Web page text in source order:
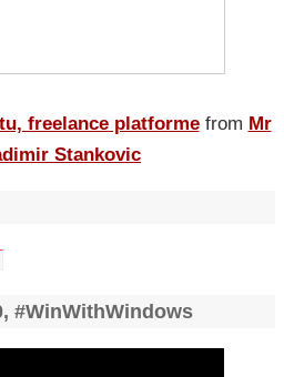
freelance platforme from Mr
Stankovic
#WinWithWindows